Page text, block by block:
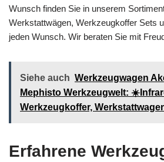
Wunsch finden Sie in unserem
Werkstattwägen, Werkzeugkoffer Sets
jeden Wunsch. Wir beraten Sie mit
Siehe auch Werkzeugwagen
Mephisto Werkzeugwelt:
Werkzeugkoffer,
Erfahrene